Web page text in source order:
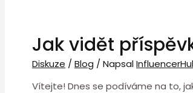
Jak vidět
Diskuze / Blog / Napsal
Vítejte! Dnes se podíváme na to,